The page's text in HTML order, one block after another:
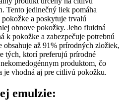
Tento jedinečný liek pomáha
a poskytuje trvalú
obnove pokožky. Jeho fluidná
k pokožke a zabezpečuje potrebnú
až 91% prírodných zložiek,
tých, ktorí preferujú prírodné
produktom, čo
je vhodná aj pre citlivú pokožku.
emulzie: